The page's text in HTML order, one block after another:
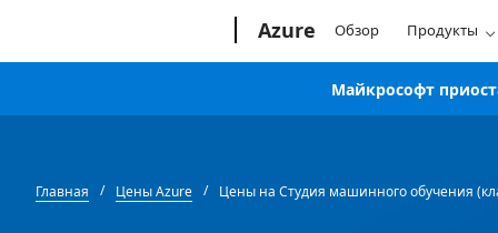
Azure Обзор Продукты
Майкрософт
Главная Цены Azure Цены на Студия машинного обучения